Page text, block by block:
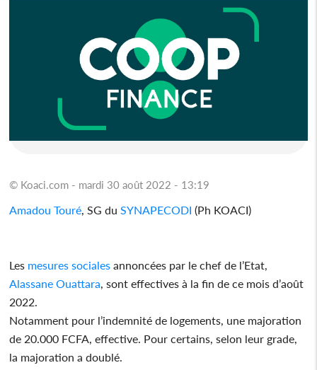
© Koaci.com - mardi 30 août 2022 - 13:19
Amadou Touré , SG du SYNAPECODI (Ph KOACI)
Les mesures sociales annoncées par le chef de l’Etat,
Alassane Ouattara , sont effectives à la fin de ce mois d’août
2022.
Notamment pour l’indemnité de logements, une majoration
de 20.000 FCFA, effective. Pour certains, selon leur grade,
la majoration a doublé.